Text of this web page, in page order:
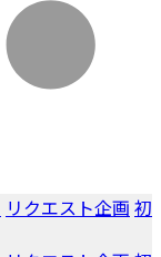
リクエスト企画 初